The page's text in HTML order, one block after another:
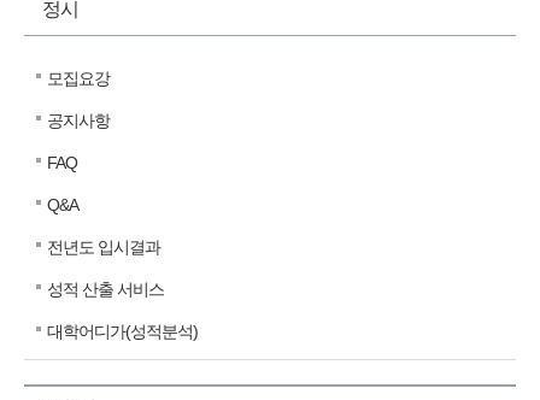
정시
모집요강
공지사항
FAQ
Q&A
전년도 입시결과
성적 산출 서비스
대학어디가(성적분석)